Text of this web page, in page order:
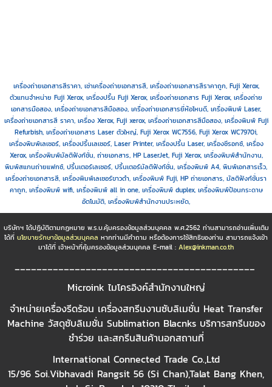
เครื่องถ่ายเอกสารสีราคา, เช่าเครื่องถ่ายเอกสารสี, เครื่องถ่ายเอกสารสีราคาถูก, Fuji Xerox,
ตัวแทนจำหน่าย Fuji Xerox, เครื่องปริ้น Fuji Xerox, เครื่องถ่ายเอกสาร Fuji Xerox, เครื่องถ่าย
เอกสารมือสอง, เครื่องถ่ายเอกสารสีมือสอง, เครื่องถ่ายเอกสารยี่ห้อไหนดี, เครื่องพิมพ์ Laser,
เครื่องถ่ายเอกสารสี ราคา, เครื่อง Xerox, Fuji xerox, เครื่องถ่ายเอกสารสีมือสอง, เครื่องพิมพ์ Fuji
Refurbish, เครื่องถ่ายเอกสาร Laser ตัวใหญ่, Fuji Xerox WC7556, Fuji Xerox WC7970i,
เครื่องพิมพ์เลเซอร์, เครื่องปริ้นเลเซอร์, Laser Printer, เครื่องปริ้น Laser, เครื่องซีรอกซ์, เครื่อง
Xerox, เครื่องพิมพ์มัลติฟังก์ชั่น, ถ่ายเอกสาร, HP LaserJet, Fuji Xerox, เครื่องพิมพ์สำนักงาน,
พิมพ์สแกนถ่ายแฟกซ์, ปริ้นเตอร์เลเซอร์, ปริ้นเตอร์มัลติฟังก์ชั่น, เครื่องพิมพ์ A4, พิมพ์เอกสารเร็ว,
เครื่องถ่ายเอกสารสี, เครื่องพิมพ์เลเซอร์ขาวดำ, เครื่องพิมพ์ Fuji, HP ถ่ายเอกสาร, มัลติฟังก์ชั่นรา
คาถูก, เครื่องพิมพ์ wifi, เครื่องพิมพ์ all in one, เครื่องพิมพ์ duplex, เครื่องพิมพ์ป้อนกระดาษ
อัตโนมัติ, เครื่องพิมพ์สำนักงานประหยัด,
บริษัทฯ ได้ปฏิบัติตามกฏหมาย พ.ร.บ.คุ้มครองข้อมูลส่วนบุคคล พ.ศ.2562 ท่านสามารถอ่านเพิ่มเติม
ได้ที่ นโยบายรักษาข้อมูลส่วนบุคคล หากท่านมีคำถาม หรือต้องการใช้สิทธิของท่าน สามารถแจ้งเข้า
มาได้ที่ เจ้าหน้าที่คุ้มครองข้อมูลส่วนบุคคล E-mail : Alex@inkman.co.th
____________________________________________
Microink ไมโครอิงค์สำนักงานใหญ่
จำหน่ายเครื่องรีดร้อน เครื่องสกรีนงานซับลิเมชั่น Heat Transfer
Machine วัสดุซับลิเมชั่น Sublimation Blacnks บริการสกรีนของ
ชำร่วย และสกรีนสินค้านอกสถานที่
International Connected Trade Co.,Ltd
15/96 Soi.Vibhavadi Rangsit 56 (Si Chan),Talat Bang Khen,